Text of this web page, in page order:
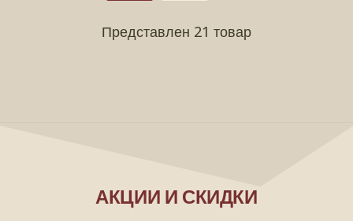
Представлен 21 товар
АКЦИИ И СКИДКИ